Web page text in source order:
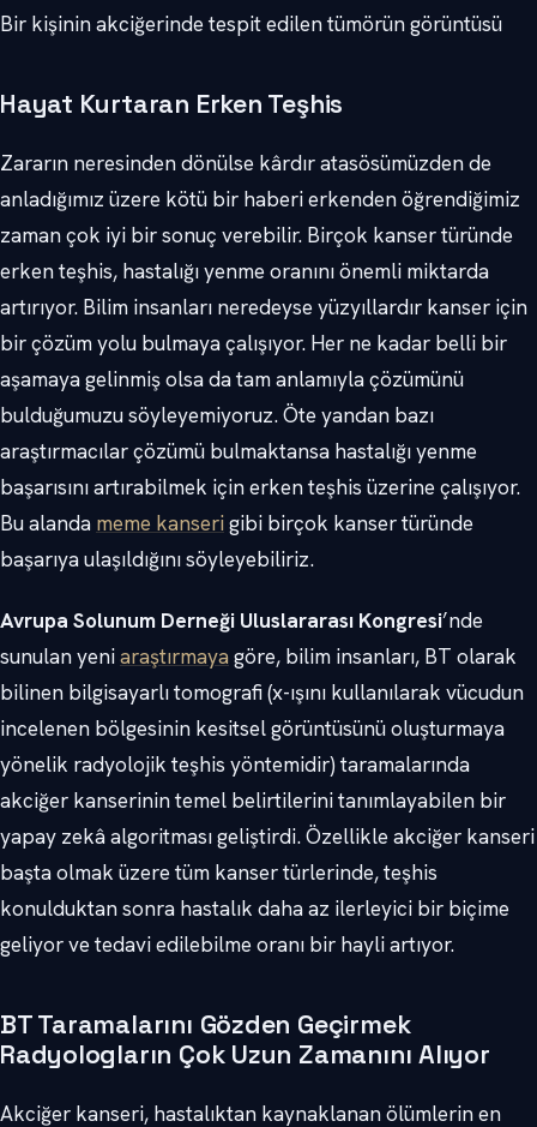
Bir kişinin akciğerinde tespit edilen tümörün görüntüsü
Hayat Kurtaran Erken Teşhis
Zararın neresinden dönülse kârdır atasösümüzden de
anladığımız üzere kötü bir haberi erkenden öğrendiğimiz
zaman çok iyi bir sonuç verebilir. Birçok kanser türünde
erken teşhis, hastalığı yenme oranını önemli miktarda
artırıyor. Bilim insanları neredeyse yüzyıllardır kanser için
bir çözüm yolu bulmaya çalışıyor. Her ne kadar belli bir
aşamaya gelinmiş olsa da tam anlamıyla çözümünü
bulduğumuzu söyleyemiyoruz. Öte yandan bazı
araştırmacılar çözümü bulmaktansa hastalığı yenme
başarısını artırabilmek için erken teşhis üzerine çalışıyor.
Bu alanda meme kanserigibi birçok kanser türünde
başarıya ulaşıldığını söyleyebiliriz.
Avrupa Solunum Derneği Uluslararası Kongresi’nde
sunulan yeniaraştırmaya göre, bilim insanları, BT olarak
bilinen bilgisayarlı tomografi (x-ışını kullanılarak vücudun
incelenen bölgesinin kesitsel görüntüsünü oluşturmaya
yönelik radyolojik teşhis yöntemidir) taramalarında
akciğer kanserinin temel belirtilerini tanımlayabilen bir
yapay zekâ algoritması geliştirdi. Özellikle akciğer kanseri
başta olmak üzere tüm kanser türlerinde, teşhis
konulduktan sonra hastalık daha az ilerleyici bir biçime
geliyor ve tedavi edilebilme oranı bir hayli artıyor.
BT Taramalarını Gözden Geçirmek
Radyologların Çok Uzun Zamanını Alıyor
Akciğer kanseri, hastalıktan kaynaklanan ölümlerin en